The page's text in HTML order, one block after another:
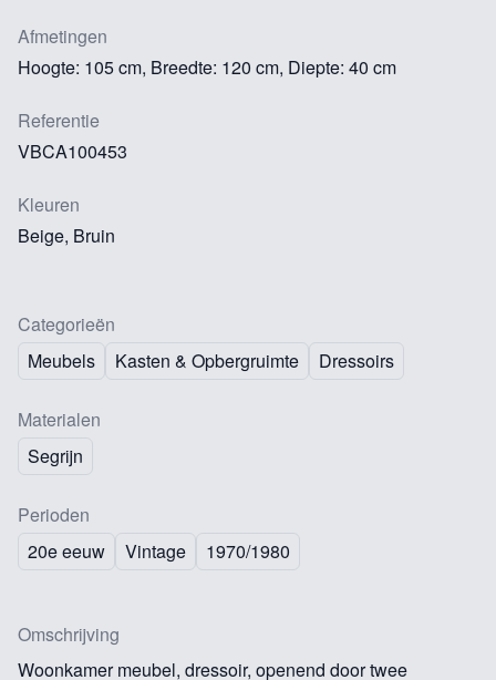
Afmetingen
Hoogte: 105 cm, Breedte: 120 cm, Diepte: 40 cm
Referentie
VBCA100453
Kleuren
Beige, Bruin
Categorieën
Meubels
Kasten & Opbergruimte Dressoirs
Materialen
Segrijn
Perioden
20e eeuw
Vintage 1970/1980
Omschrijving
Woonkamer meubel, dressoir, openend door twee